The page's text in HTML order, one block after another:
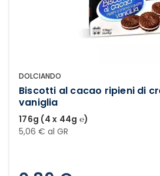
DOLCIANDO
Biscotti al cacao ripieni di
vaniglia
176g (4 x 44g ℮)
5,06 € al GR